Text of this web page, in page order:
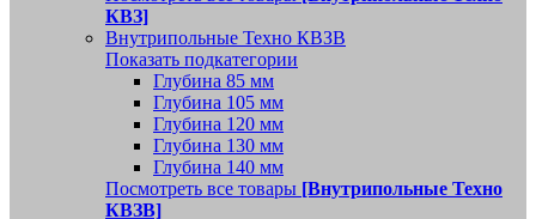
КВЗ]
Внутрипольные Техно КВЗВ
Показать подкатегории
Глубина 85 мм
Глубина 105 мм
Глубина 120 мм
Глубина 130 мм
Глубина 140 мм
Посмотреть все товары [Внутрипольные Техно
КВЗВ]